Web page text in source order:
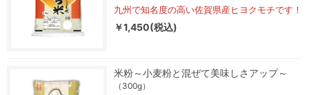
九州で知名度の高い佐賀県産ヒヨクモチです！
￥1,450(税込)
米粉～小麦粉と混ぜて美味しさアップ～
（300g）